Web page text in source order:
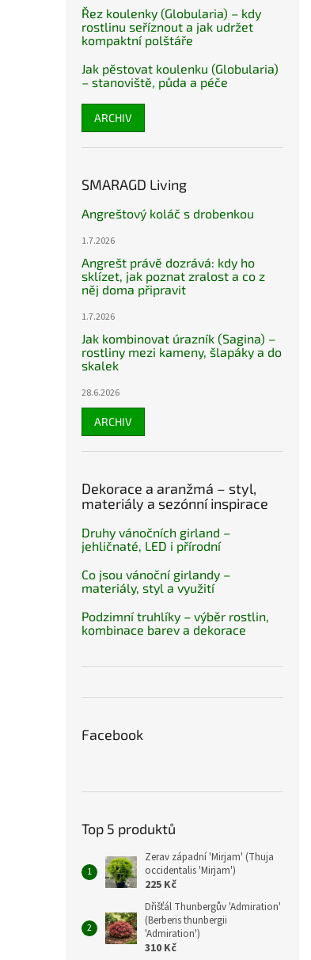
Řez koulenky (Globularia) – kdy
rostlinu seříznout a jak udržet
kompaktní polštáře
Jak pěstovat koulenku (Globularia)
– stanoviště, půda a péče
ARCHIV
SMARAGD Living
Angreštový koláč s drobenkou
1.7.2026
Angrešt právě dozrává: kdy ho
sklízet, jak poznat zralost a co z
něj doma připravit
1.7.2026
Jak kombinovat úrazník (Sagina) –
rostliny mezi kameny, šlapáky a do
skalek
28.6.2026
ARCHIV
Dekorace a aranžmá – styl,
materiály a sezónní inspirace
Druhy vánočních girland –
jehličnaté, LED i přírodní
Co jsou vánoční girlandy –
materiály, styl a využití
Podzimní truhlíky – výběr rostlin,
kombinace barev a dekorace
Facebook
Top 5 produktů
Zerav západní 'Mirjam' (Thuja
occidentalis 'Mirjam')
225 Kč
Dřišťál Thunbergův 'Admiration'
(Berberis thunbergii
'Admiration')
310 Kč